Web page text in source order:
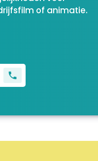
of animatie.